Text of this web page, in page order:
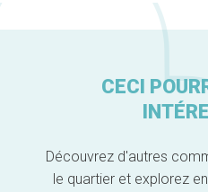
CECI
Découvrez d'autres
le quartier et explorez